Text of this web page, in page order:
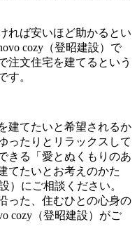
れば安いほど助かるとい
cozy（登昭建設）で
注文住宅を建てるという
す。
建てたいと希望されるか
ったりとリラックスして
きる「愛とぬくもりのあ
てたいとお考えのかた
）にご相談ください。
った、住むひとの心身の
cozy（登昭建設）がご